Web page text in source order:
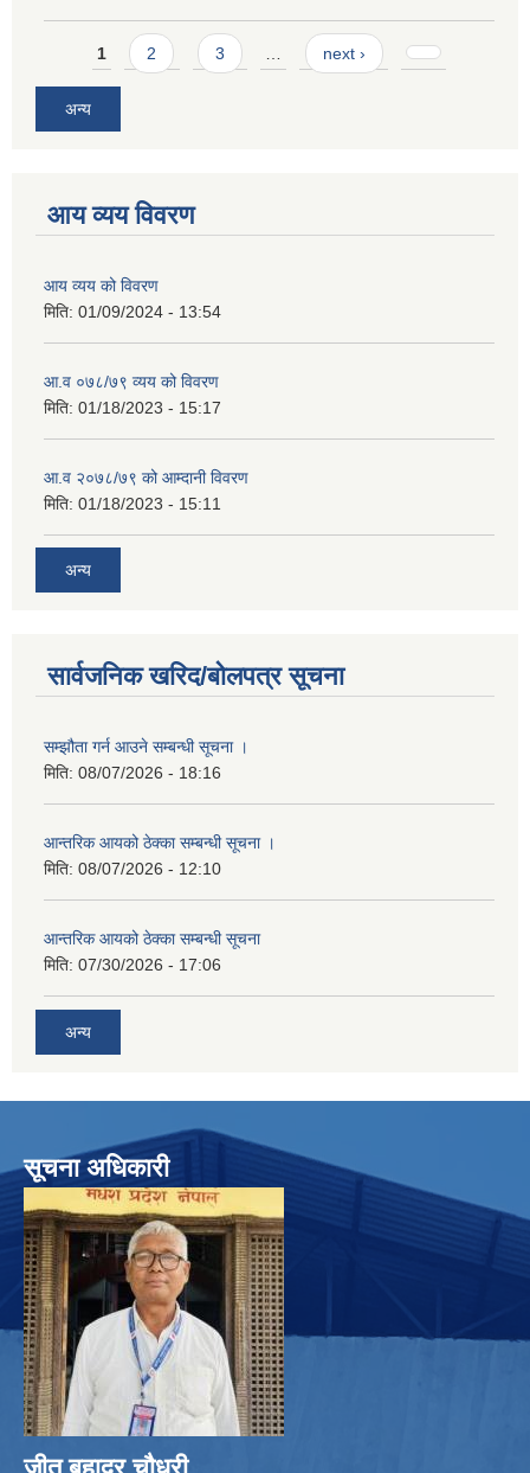
Pages
1 2 3 … next ›
अन्य
आय व्यय विवरण
आय व्यय को विवरण
मिति: 01/09/2024 - 13:54
आ.व ०७८/७९ व्यय को विवरण
मिति: 01/18/2023 - 15:17
आ.व २०७८/७९ को आम्दानी विवरण
मिति: 01/18/2023 - 15:11
अन्य
सार्वजनिक खरिद/बोलपत्र सूचना
सम्झौता गर्न आउने सम्बन्धी सूचना ।
मिति: 08/07/2026 - 18:16
आन्तरिक आयको ठेक्का सम्बन्धी सूचना ।
मिति: 08/07/2026 - 12:10
आन्तरिक आयको ठेक्का सम्बन्धी सूचना
मिति: 07/30/2026 - 17:06
अन्य
सूचना अधिकारी